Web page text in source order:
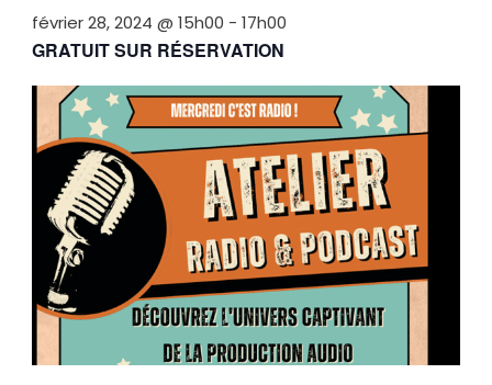
février 28, 2024 @ 15h00 - 17h00
GRATUIT SUR RÉSERVATION